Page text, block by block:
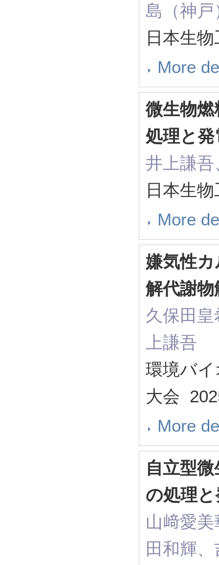
島（神
日本生
More
微生物
処理と発
井上謙
日本生
More
嫌気性
解代謝物
久保田
上謙吾
環境バ
大会
More
自立型
の処理
山﨑愛
田和輝